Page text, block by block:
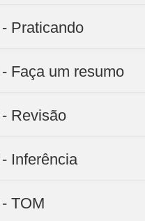
Praticando
Faça um resumo
Revisão
Inferência
TOM